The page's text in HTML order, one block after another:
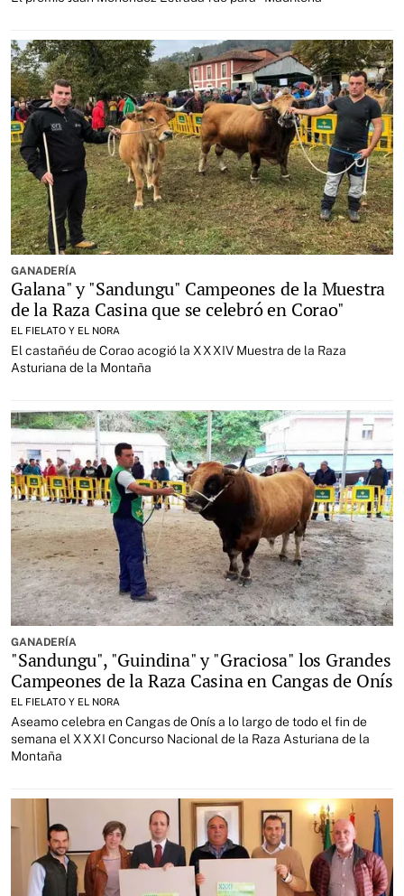
GANADERÍA
Galana" y "Sandungu" Campeones de la Muestra
de la Raza Casina que se celebró en Corao"
EL FIELATO Y EL NORA
El castañéu de Corao acogió la XXXIV Muestra de la Raza
Asturiana de la Montaña
GANADERÍA
"Sandungu", "Guindina" y "Graciosa" los Grandes
Campeones de la Raza Casina en Cangas de Onís
EL FIELATO Y EL NORA
Aseamo celebra en Cangas de Onís a lo largo de todo el fin de
semana el XXXI Concurso Nacional de la Raza Asturiana de la
Montaña